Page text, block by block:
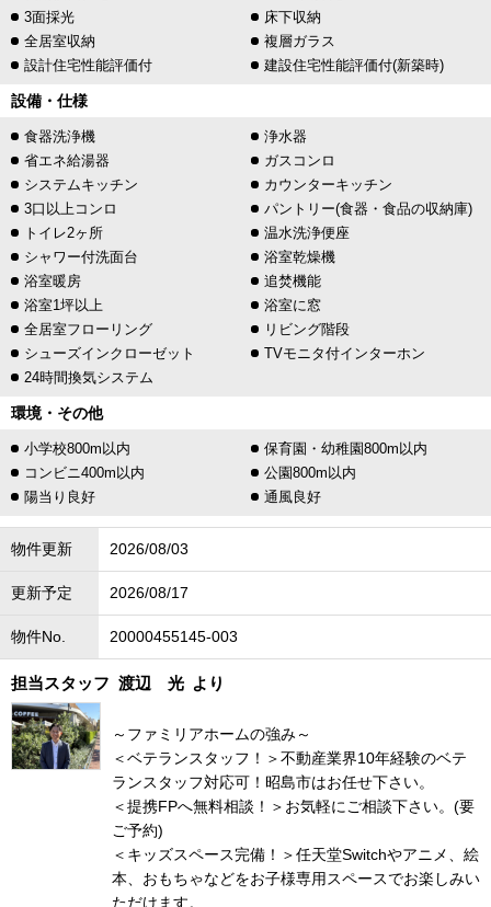
3面採光
床下収納
全居室収納
複層ガラス
設計住宅性能評価付
建設住宅性能評価付(新築時)
設備・仕様
食器洗浄機
浄水器
省エネ給湯器
ガスコンロ
システムキッチン
カウンターキッチン
3口以上コンロ
パントリー(食器・食品の収納庫)
トイレ2ヶ所
温水洗浄便座
シャワー付洗面台
浴室乾燥機
浴室暖房
追焚機能
浴室1坪以上
浴室に窓
全居室フローリング
リビング階段
シューズインクローゼット
TVモニタ付インターホン
24時間換気システム
環境・その他
小学校800m以内
保育園・幼稚園800m以内
コンビニ400m以内
公園800m以内
陽当り良好
通風良好
物件更新 2026/08/03
更新予定 2026/08/17
物件No. 20000455145-003
担当スタッフ 渡辺 光 より
～ファミリアホームの強み～
＜ベテランスタッフ！＞不動産業界10年経験のベテ
ランスタッフ対応可！昭島市はお任せ下さい。
＜提携FPへ無料相談！＞お気軽にご相談下さい。(要
ご予約)
＜キッズスペース完備！＞任天堂Switchやアニメ、絵
本、おもちゃなどをお子様専用スペースでお楽しみい
ただけます。